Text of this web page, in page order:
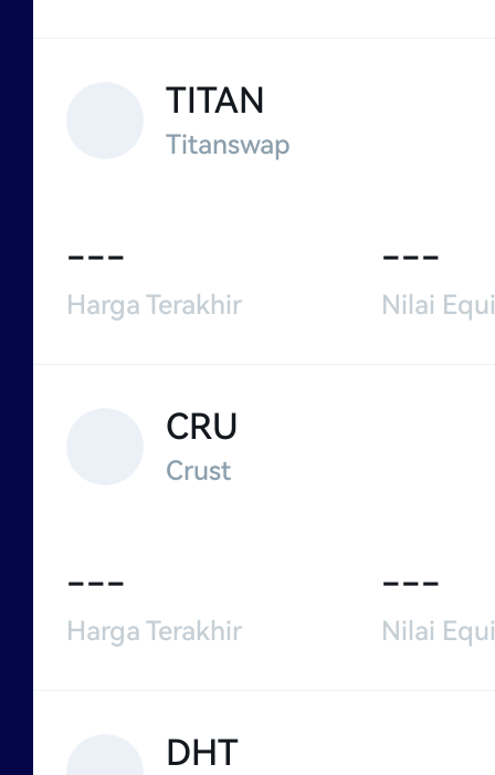
TITAN
Titanswap
---
Harga Terakhir
---
Nilai
CRU
Crust
---
Harga Terakhir
---
Nilai
DHT